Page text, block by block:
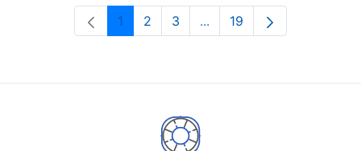
Página
1 Página
2 Página
3 ...Páginas intermedias Use
Página
19